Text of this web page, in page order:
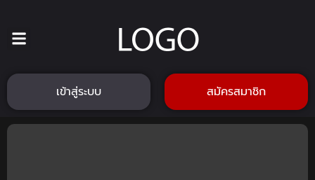
เข้าสู่ระบบ สมัครสมาชิก